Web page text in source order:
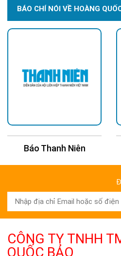
BÁO CHÍ NÓI VỀ HOÀNG
Báo Kinh Tế Châu Á
CÔNG TY TNHH
QUỐC BẢO